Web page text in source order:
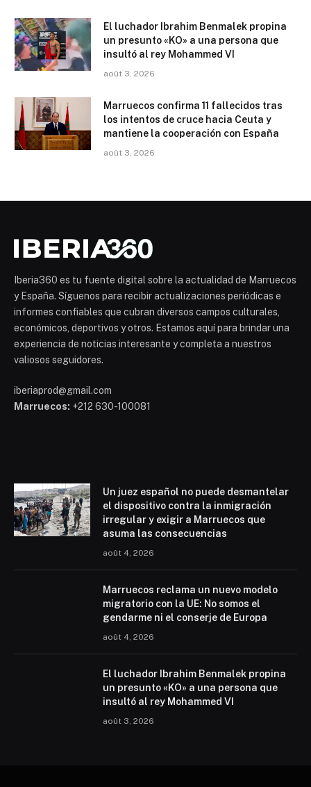
El luchador Ibrahim Benmalek propina
un presunto «KO» a una persona que
insultó al rey Mohammed VI
août 3, 2026
Marruecos confirma 11 fallecidos tras
los intentos de cruce hacia Ceuta y
mantiene la cooperación con España
août 3, 2026
Iberia360 es tu fuente digital sobre la actualidad de Marruecos
y España. Síguenos para recibir actualizaciones periódicas e
informes confiables que cubran diversos campos culturales,
económicos, deportivos y otros. Estamos aquí para brindar una
experiencia de noticias interesante y completa a nuestros
valiosos seguidores.
iberiaprod@gmail.com
Marruecos: +212 630-100081
Un juez español no puede desmantelar
el dispositivo contra la inmigración
irregular y exigir a Marruecos que
asuma las consecuencias
août 4, 2026
Marruecos reclama un nuevo modelo
migratorio con la UE: No somos el
gendarme ni el conserje de Europa
août 4, 2026
El luchador Ibrahim Benmalek propina
un presunto «KO» a una persona que
insultó al rey Mohammed VI
août 3, 2026